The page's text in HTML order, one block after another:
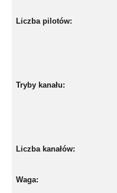
Liczba pilotów:
Tryby kanału:
Liczba kanałów:
Waga: